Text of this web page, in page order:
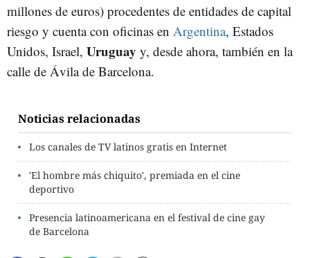
millones de euros) procedentes de entidades de capital
riesgo y cuenta con oficinas en Argentina, Estados
Unidos, Israel, Uruguay y, desde ahora, también en la
calle de Ávila de Barcelona.
Noticias relacionadas
Los canales de TV latinos gratis en Internet
'El hombre más chiquito', premiada en el cine
deportivo
Presencia latinoamericana en el festival de cine gay
de Barcelona